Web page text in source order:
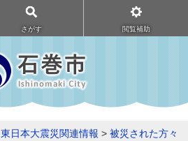
さがす 閲覧補助
東日本大震災関連情報 > 被災された方々